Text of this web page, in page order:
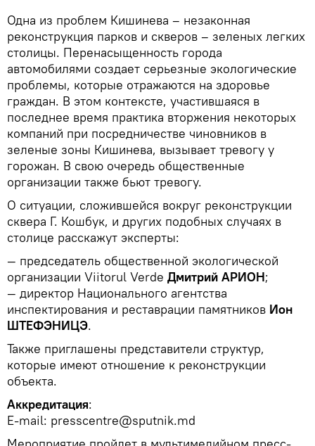
Одна из проблем Кишинева – незаконная
реконструкция парков и скверов – зеленых легких
столицы. Перенасыщенность города
автомобилями создает серьезные экологические
проблемы, которые отражаются на здоровье
граждан. В этом контексте, участившаяся в
последнее время практика вторжения некоторых
компаний при посредничестве чиновников в
зеленые зоны Кишинева, вызывает тревогу у
горожан. В свою очередь общественные
организации также бьют тревогу.
О ситуации, сложившейся вокруг реконструкции
сквера Г. Кошбук, и других подобных случаях в
столице расскажут эксперты:
— председатель общественной экологической
организации Viitorul Verde Дмитрий АРИОН;
— директор Национального агентства
инспектирования и реставрации памятников Ион
ШТЕФЭНИЦЭ.
Также приглашены представители структур,
которые имеют отношение к реконструкции
объекта.
Аккредитация:
E-mail: presscentre@sputnik.md